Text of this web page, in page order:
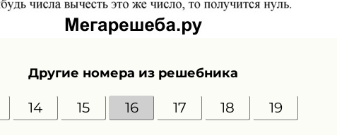
Другие номера из решебника
14 15 16 17 18 19